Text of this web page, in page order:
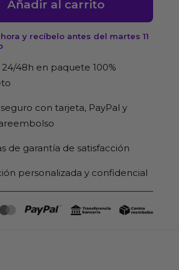
Añadir al carrito
y recíbelo antes del martes 11
24/48h en paquete 100%
con tarjeta, PayPal y
de garantía de satisfacción
personalizada y confidencial